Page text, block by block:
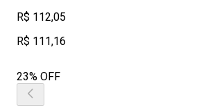
R$ 112,05
R$ 111,16
23% OFF